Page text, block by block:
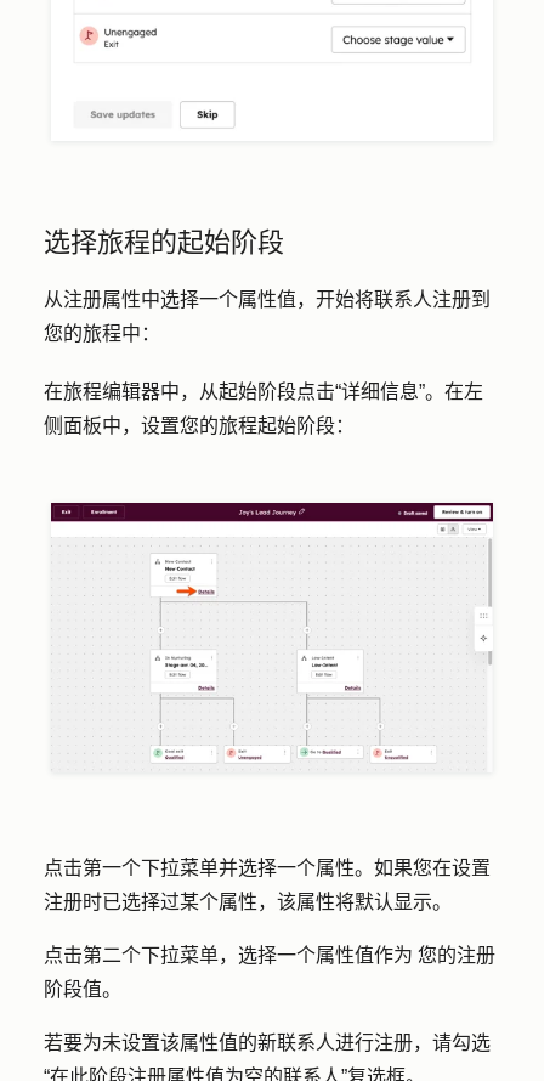
选择旅程的起始阶段
从注册属性中选择一个属性值，开始将联系人注册到
您的旅程中：
在旅程编辑器中，从起始阶段点击“详细信息”。在左
侧面板中，设置您的旅程起始阶段：
点击第一个下拉菜单并选择一个属性。如果您在设置
注册时已选择过某个属性，该属性将默认显示。
点击第二个下拉菜单，选择一个属性值作为 您的注册
阶段值。
若要为未设置该属性值的新联系人进行注册，请勾选
“在此阶段注册属性值为空的联系人”复选框。